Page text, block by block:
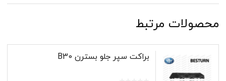
محصولات مرتبط
براکت سپر جلو بسترن B30